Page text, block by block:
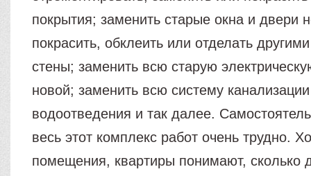
покрытия; заменить старые окна и двери
покрасить, обклеить или отделать
стены; заменить всю старую
новой; заменить всю систему
водоотведения и так далее.
весь этот комплекс работ очень трудно.
помещения, квартиры понимают, сколько